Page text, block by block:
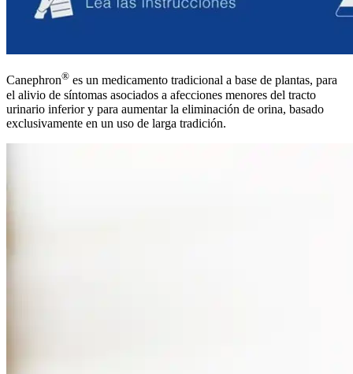
Canephron® es un medicamento tradicional a base de plantas, para
el alivio de síntomas asociados a afecciones menores del tracto
urinario inferior y para aumentar la eliminación de orina, basado
exclusivamente en un uso de larga tradición.